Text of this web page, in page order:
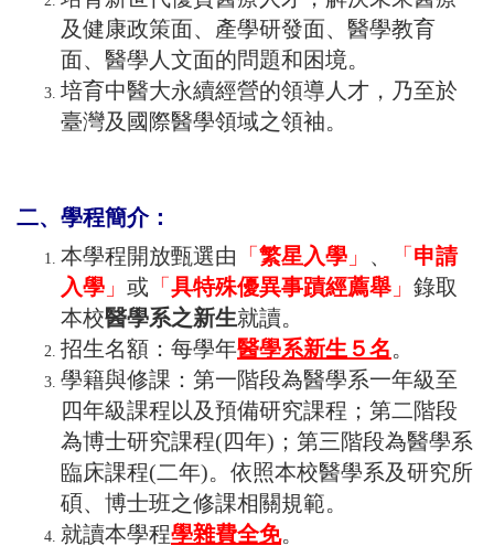
及健康政策面、產學研發面、醫學教育
面、醫學人文面的問題和困境。
培育中醫大永續經營的領導人才，乃至於
臺灣及國際醫學領域之領袖。
二、學程簡介：
本學程開放甄選由 「繁星入學 」 、 「申請
入學 」 或 「具特殊優異事蹟經薦舉 」 錄取
本校醫學系之新生就讀。
招生名額：每學年醫學系新生５名。
學籍與修課：第一階段為醫學系一年級至
四年級課程以及預備研究課程；第二階段
為博士研究課程(四年)；第三階段為醫學系
臨床課程(二年)。依照本校醫學系及研究所
碩、博士班之修課相關規範。
就讀本學程學雜費全免。